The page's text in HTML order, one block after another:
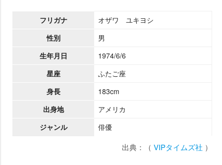
フリガナ
オザワ ユキヨシ
性別
男
生年月日
1974/6/6
星座
ふたご座
身長
183cm
出身地
アメリカ
ジャンル
俳優
出典：（ VIPタイムズ社 ）